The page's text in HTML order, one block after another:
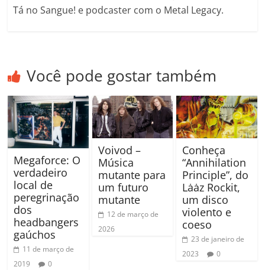
Tá no Sangue! e podcaster com o Metal Legacy.
Você pode gostar também
Megaforce: O
verdadeiro
local de
peregrinação
dos
headbangers
gaúchos
11 de março de
2019
0
Voivod –
Música
mutante para
um futuro
mutante
12 de março de
2026
Conheça
“Annihilation
Principle”, do
Lȧȧz Rockit,
um disco
violento e
coeso
23 de janeiro de
2023
0